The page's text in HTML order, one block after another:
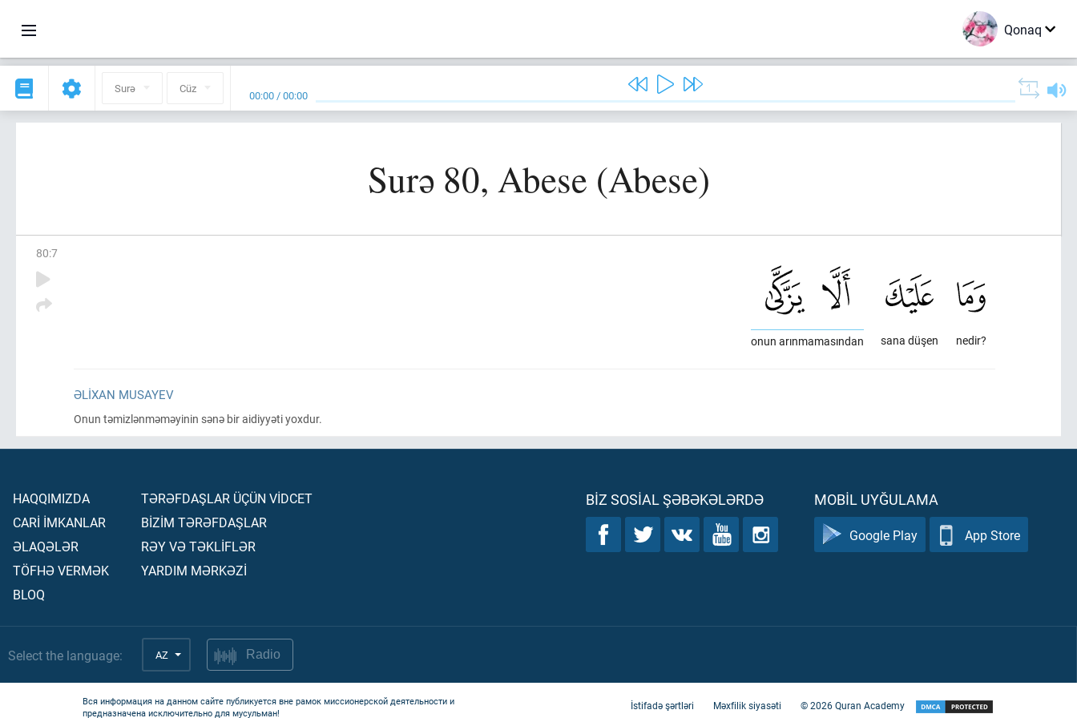
Qonaq
Surə Cüz 00:00 /00:00
Surə 80, Abese (Abese)
80:7
nedir?
sana düşen
onun arınmamasından
ƏLIXAN MUSAYEV
Onun təmizlənməməyinin sənə bir aidiyyəti yoxdur.
HAQQIMIZDA
CARİ İMKANLAR
ƏLAQƏLƏR
TÖFHƏ VERMƏK
BLOQ
TƏRƏFDAŞLAR ÜÇÜN VİDCET
BİZİM TƏRƏFDAŞLAR
RƏY VƏ TƏKLİFLƏR
YARDIM MƏRKƏZİ
BIZ SOSIAL ŞƏBƏKƏLƏRDƏ MOBIL UYĞULAMA
Google Play App Store
Select the language: AZ Radio
Вся информация на данном сайте публикуется вне рамок миссионерской деятельности и
предназначена исключительно для мусульман!
İstifadə şərtləri Məxfilik siyasəti ©2026Quran Academy